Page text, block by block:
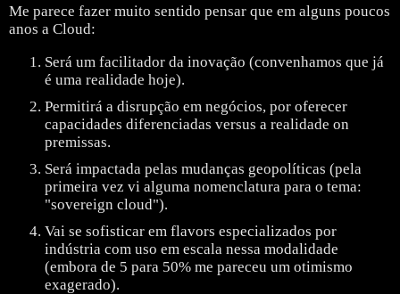
Me parece fazer muito sentido pensar que em alguns poucos
anos a Cloud:
Será um facilitador da inovação (convenhamos que já
é uma realidade hoje).
Permitirá a disrupção em negócios, por oferecer
capacidades diferenciadas versus a realidade on
premissas.
Será impactada pelas mudanças geopolíticas (pela
primeira vez vi alguma nomenclatura para o tema:
"sovereign cloud").
Vai se sofisticar em flavors especializados por
indústria com uso em escala nessa modalidade
(embora de 5 para 50% me pareceu um otimismo
exagerado).